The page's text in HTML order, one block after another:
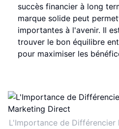
succès financier à long
marque solide peut
importantes à l'avenir. Il
trouver le bon équilibre
pour maximiser les
L'Importance de Différencier